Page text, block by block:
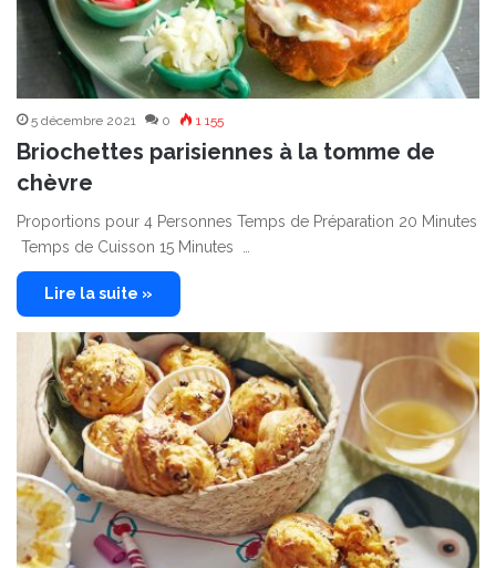
5 décembre 2021 0 1 155
Briochettes parisiennes à la tomme de
chèvre
Proportions pour 4 Personnes Temps de Préparation 20 Minutes
Temps de Cuisson 15 Minutes …
Lire la suite »